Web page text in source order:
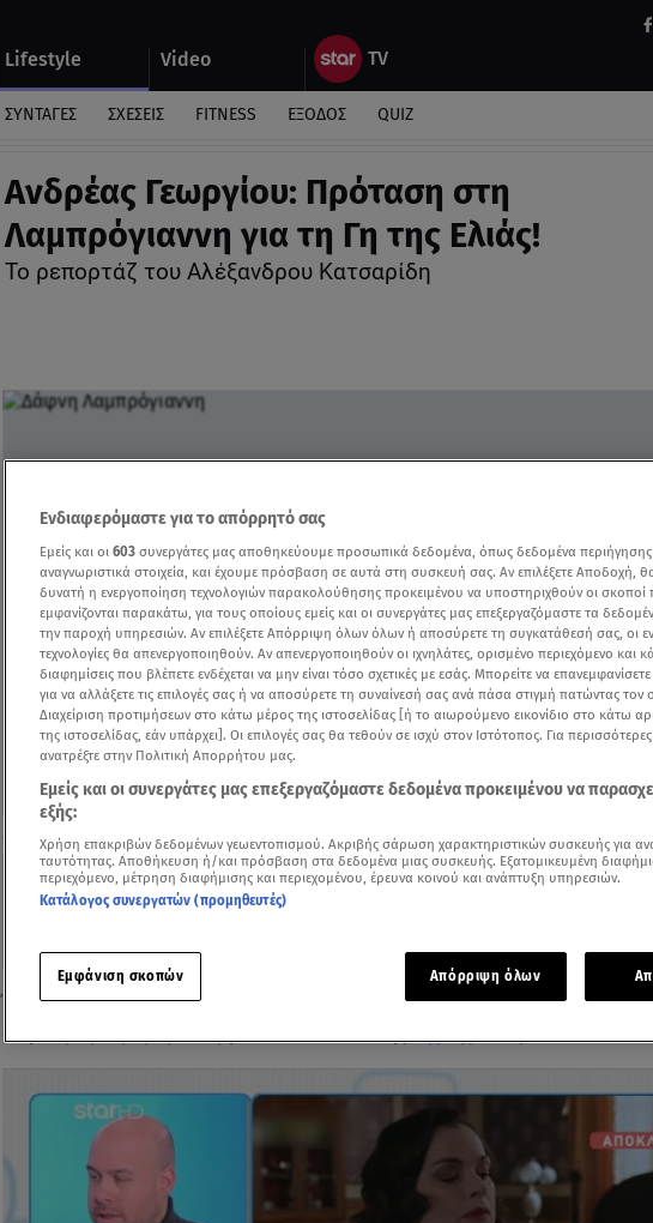
Lifestyle Video
ΣΥΝΤΑΓΕΣ ΣΧΕΣΕΙΣ FITNESS ΕΞΟΔΟΣ QUIZ
Ανδρέας Γεωργίου: Πρόταση στη
Λαμπρόγιαννη για τη Γη της Ελιάς!
Το ρεπορτάζ του Αλέξανδρου Κατσαρίδη
Δείτε περισσότερα άρθρα μας στα αποτελέσματα αναζήτησης
Έκπληξη προκάλεσε η είδηση πως ο Ανδρέας Γεωργίουέκανε πρόταση
Ενδιαφερόμαστε για το απόρρητό σας
Εμείς και οι 603 συνεργάτες μας αποθηκεύουμε προσωπικά δεδομένα, όπως δεδομένα
αναγνωριστικά στοιχεία, και έχουμε πρόσβαση σε αυτά στη συσκευή σας. Αν επιλέξετε Αποδοχή,
δυνατή η ενεργοποίηση τεχνολογιών παρακολούθησης προκειμένου να υποστηριχθούν οι σκοποί
εμφανίζονται παρακάτω, για τους οποίους εμείς και οι συνεργάτες μας επεξεργαζόμαστε τα
την παροχή υπηρεσιών. Αν επιλέξετε Απόρριψη όλων όλων ή αποσύρετε τη συγκατάθεσή σας, οι
τεχνολογίες θα απενεργοποιηθούν. Αν απενεργοποιηθούν οι ιχνηλάτες, ορισμένο περιεχόμενο και
διαφημίσεις που βλέπετε ενδέχεται να μην είναι τόσο σχετικές με εσάς. Μπορείτε να
για να αλλάξετε τις επιλογές σας ή να αποσύρετε τη συναίνεσή σας ανά πάσα στιγμή πατώντας τον
Διαχείριση προτιμήσεων στο κάτω μέρος της ιστοσελίδας [ή το αιωρούμενο εικονίδιο στο κάτω
της ιστοσελίδας, εάν υπάρχει]. Οι επιλογές σας θα τεθούν σε ισχύ στον Ιστότοπος. Για
ανατρέξτε στην Πολιτική Απορρήτου μας.
Εμείς και οι συνεργάτες μας επεξεργαζόμαστε δεδομένα προκειμένου να
εξής:
Χρήση επακριβών δεδομένων γεωεντοπισμού. Ακριβής σάρωση χαρακτηριστικών συσκευής για
ταυτότητας. Αποθήκευση ή/και πρόσβαση στα δεδομένα μιας συσκευής. Εξατομικευμένη
περιεχόμενο, μέτρηση διαφήμισης και περιεχομένου, έρευνα κοινού και ανάπτυξη υπηρεσιών.
Κατάλογος συνεργατών (προμηθευτές)
Εμφάνιση σκοπών Απόρριψη όλων